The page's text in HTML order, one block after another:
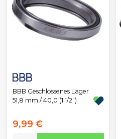
BBB Geschlossenes Lager
51,8 mm / 40,0 (1 1/2")
9,99 €